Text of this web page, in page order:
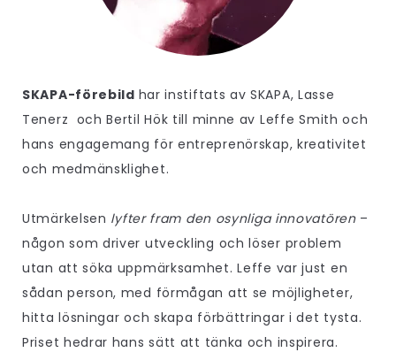
SKAPA-förebild har instiftats av SKAPA, Lasse
Tenerz och Bertil Hök till minne av Leffe Smith och
hans engagemang för entreprenörskap, kreativitet
och medmänsklighet.
Utmärkelsen lyfter fram den osynliga innovatören–
någon som driver utveckling och löser problem
utan att söka uppmärksamhet. Leffe var just en
sådan person, med förmågan att se möjligheter,
hitta lösningar och skapa förbättringar i det tysta.
Priset hedrar hans sätt att tänka och inspirera.